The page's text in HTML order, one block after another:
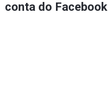
conta do Facebook